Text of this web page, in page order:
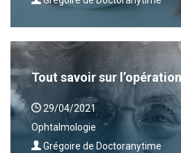
Tout savoir sur
29/04/2021
Ophtalmologie
Grégoire de Doctoranytime